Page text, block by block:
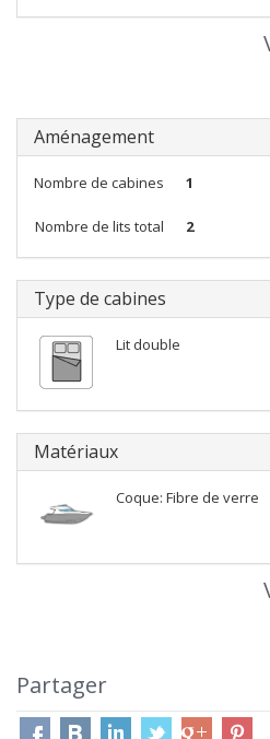
Aménagement
Nombre de cabines 1
Nombre de lits total 2
Type de cabines
Lit double
Matériaux
Coque: Fibre de verre
Partager